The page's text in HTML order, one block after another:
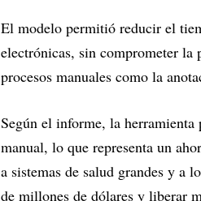
El modelo permitió reducir el
electrónicas, sin comprometer la
procesos manuales como la
Según el informe, la
manual, lo que representa un
a sistemas de salud grandes y a
de millones de dólares y liberar